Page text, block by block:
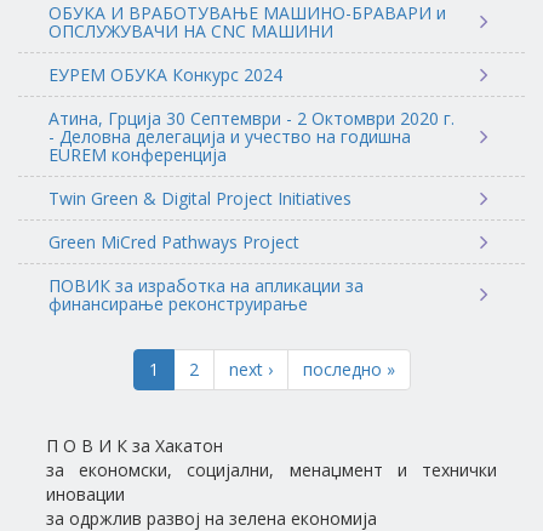
ОБУКА И ВРАБОТУВАЊЕ МАШИНО-БРАВАРИ и
ОПСЛУЖУВАЧИ НА CNC МАШИНИ
ЕУРЕМ ОБУКА Конкурс 2024
Атина, Грција 30 Септември - 2 Октомври 2020 г.
- Деловна делегација и учество на годишна
EUREM конференција
Twin Green & Digital Project Initiatives
Green MiCred Pathways Project
ПОВИК за изработка на апликации за
финансирање реконструирање
1 2 next › последно »
П О В И К за Хакатон
за економски, социјални, менаџмент и технички
иновации
за одржлив развој на зелена економија